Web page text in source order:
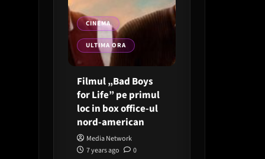
CINEMA
ULTIMA ORA
Filmul „Bad Boys
for Life” pe primul
loc in box office-ul
nord-american
Media Network
7 years ago
0